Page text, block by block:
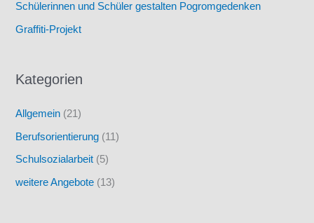
Schülerinnen und Schüler gestalten Pogromgedenken
Graffiti-Projekt
Kategorien
Allgemein (21)
Berufsorientierung (11)
Schulsozialarbeit (5)
weitere Angebote (13)